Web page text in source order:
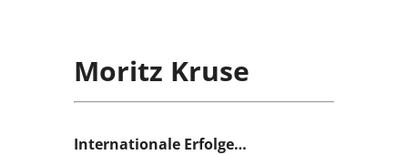
Moritz Kruse
Internationale Erfolge…